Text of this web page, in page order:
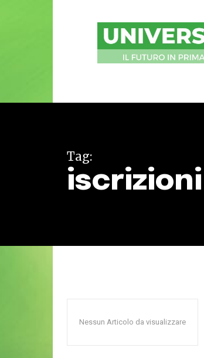
Tag:
Nessun Articolo da visualizzare